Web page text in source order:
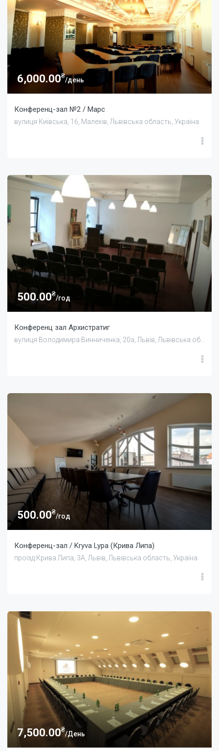
6,000.00₴
/день
Конференц-зал №2 / Марс
вулиця Київська, 16, Малехів, Львівська область, Україна
500.00₴
/год
Конференц зал Архистратиг
500.00₴
/год
Конференц-зал / Kryva Lypa (Крива Липа)
проїзд Крива Липа, 3А, Львів, Львівська область, Україна
7,500.00₴
/День